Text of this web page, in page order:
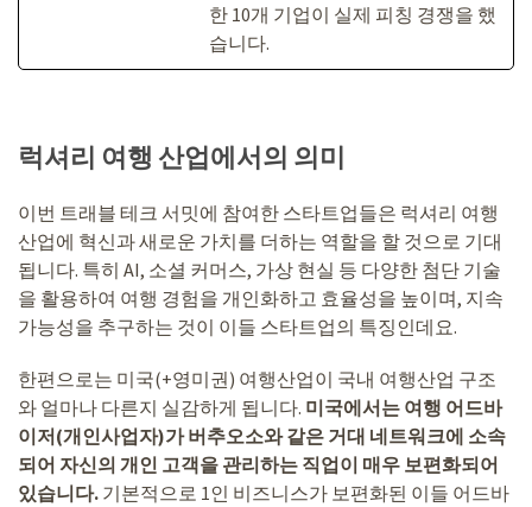
한 10개 기업이 실제 피칭 경쟁을 했
습니다.
럭셔리 여행 산업에서의 의미
이번 트래블 테크 서밋에 참여한 스타트업들은 럭셔리 여행
산업에 혁신과 새로운 가치를 더하는 역할을 할 것으로 기대
됩니다. 특히 AI, 소셜 커머스, 가상 현실 등 다양한 첨단 기술
을 활용하여 여행 경험을 개인화하고 효율성을 높이며, 지속
가능성을 추구하는 것이 이들 스타트업의 특징인데요.
한편으로는 미국(+영미권) 여행산업이 국내 여행산업 구조
와 얼마나 다른지 실감하게 됩니다. 미국에서는 여행 어드바
이저(개인사업자)가 버추오소와 같은 거대 네트워크에 소속
되어 자신의 개인 고객을 관리하는 직업이 매우 보편화되어
있습니다. 기본적으로 1인 비즈니스가 보편화된 이들 어드바